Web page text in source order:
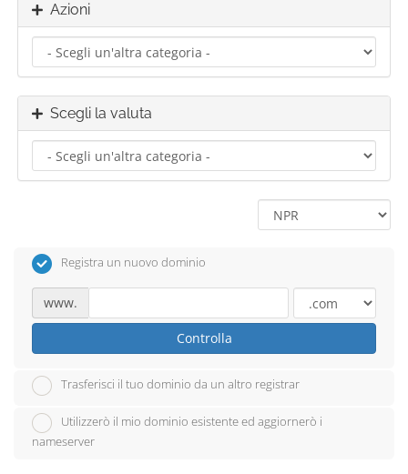
Azioni
Scegli la valuta
Registra un nuovo dominio
www.
Controlla
Trasferisci il tuo dominio da un altro registrar
Utilizzerò il mio dominio esistente ed aggiornerò i
nameserver